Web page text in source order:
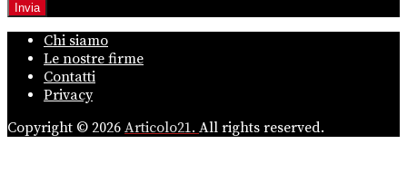
Chi siamo
Le nostre firme
Contatti
Privacy
Copyright © 2026 Articolo21. All rights reserved.